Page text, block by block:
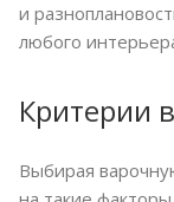
и
любого
Критерии
Выбирая